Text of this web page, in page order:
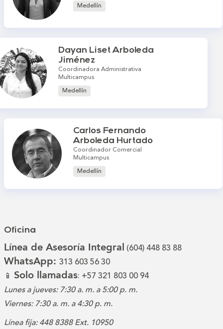
Medellín
Dayan Liset Arboleda
Jiménez
Coordinadora Administrativa
Multicampus
Medellín
Carlos Fernando
Arboleda Hurtado
Coordinador Comercial
Multicampus
Medellín
Oficina
Línea de Asesoría Integral (604) 448 83 88
WhatsApp: 313 603 56 30
📱 Solo llamadas: +57 321 803 00 94
Lunes a jueves: 7:30 a. m. a 5:00 p. m.
Viernes: 7:30 a. m. a 4:30 p. m.
Línea fija: 448 8388 Ext. 10950